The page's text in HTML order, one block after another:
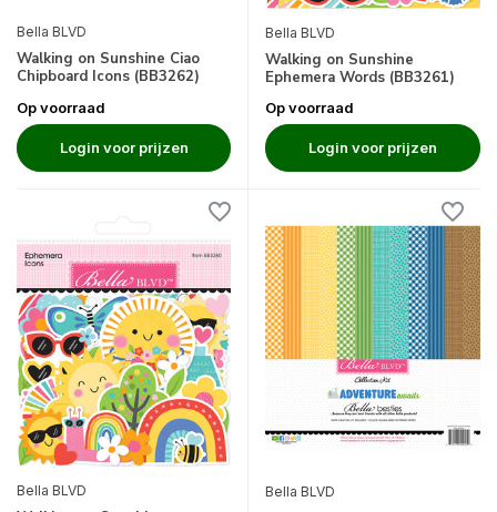
Bella BLVD
Walking on Sunshine Ciao
Chipboard Icons (BB3262)
Op voorraad
Login voor prijzen
Bella BLVD
Walking on Sunshine
Ephemera Words (BB3261)
Op voorraad
Login voor prijzen
Bella BLVD Bella BLVD